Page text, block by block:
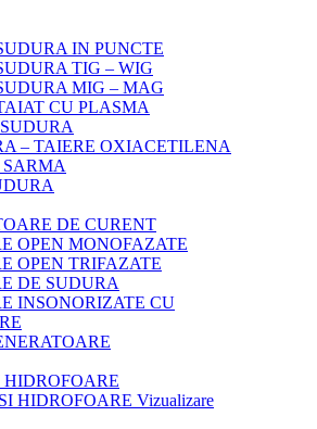
IN PUNCTE
TIG – WIG
MIG – MAG
CU PLASMA
– TAIERE OXIACETILENA
DE CURENT
OPEN MONOFAZATE
OPEN TRIFAZATE
DE SUDURA
INSONORIZATE CU
HIDROFOARE
HIDROFOARE Vizualizare